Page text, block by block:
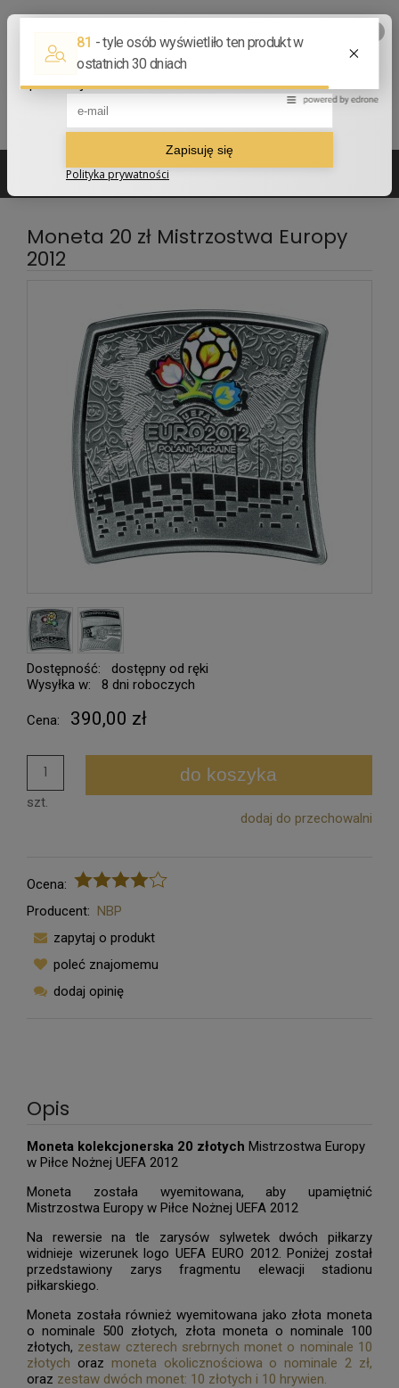
Moneta 20 zł Mistrzostwa Europy
2012
Dostępność:
dostępny od ręki
Wysyłka w:
8 dni roboczych
Cena: 390,00 zł
szt.
do koszyka
dodaj do przechowalni
Ocena:
Producent:
NBP
zapytaj o produkt
poleć znajomemu
dodaj opinię
Opis
Moneta kolekcjonerska 20 złotych Mistrzostwa Europy
w Piłce Nożnej UEFA 2012
Moneta została wyemitowana, aby upamiętnić
Mistrzostwa Europy w Piłce Nożnej UEFA 2012
Na rewersie na tle zarysów sylwetek dwóch piłkarzy
widnieje wizerunek logo UEFA EURO 2012. Poniżej został
przedstawiony zarys fragmentu elewacji stadionu
piłkarskiego.
Moneta została również wyemitowana jako złota moneta
o nominale 500 złotych, złota moneta o nominale 100
złotych, zestaw czterech srebrnych monet o nominale 10
złotych oraz moneta okolicznościowa o nominale 2 zł,
oraz zestaw dwóch monet: 10 złotych i 10 hrywien.